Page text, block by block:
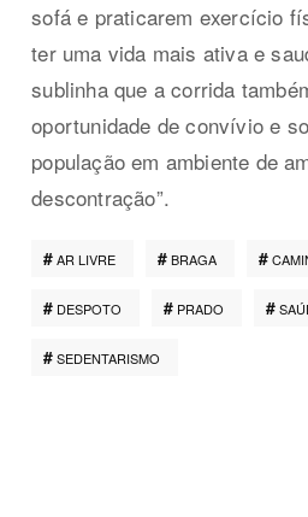
sofá e praticarem exercício
ter uma vida mais ativa e
sublinha que a corrida
oportunidade de convívio e
população em ambiente de
descontração”.
AR LIVRE BRAGA
DESPOTO PRADO
SEDENTARISMO